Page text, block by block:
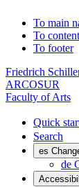
To main
To content
To footer
Friedrich
ARCOSUR
Faculty of Arts
Quick
Search
es
de